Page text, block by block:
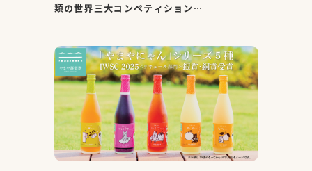
類の世界三大コンペティション